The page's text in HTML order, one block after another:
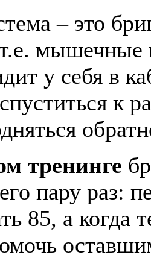
– это
мышечные
у себя в
к
тренинге
пару раз:
85, а когда